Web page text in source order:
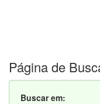
Página de
Buscar em: